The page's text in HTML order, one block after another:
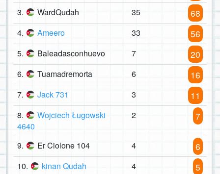
3. WardQudah 35 68
4. Ameero 33 56
5. Baleadasconhuevo 7 20
6. Tuamadremorta 6 16
7. Jack 731 3 11
8.
Wojciech Ługowski
4640
2 7
9. Er Ciolone 104 4 6
10. kinan Qudah 4 5